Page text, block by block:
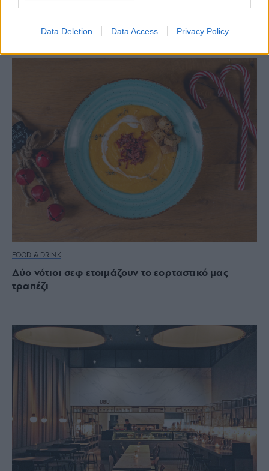
Data Deletion Data Access Privacy Policy
Κορμό, panettone ή βασιλόπιτα; Από το Captain’s
FOOD & DRINK
Δύο νότιοι σεφ ετοιμάζουν το εορταστικό μας
τραπέζι